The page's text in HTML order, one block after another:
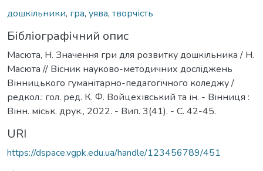
дошкільники, гра, уява, творчість
Бібліографічний опис
Масюта, Н. Значення гри для розвитку дошкільника / Н.
Масюта // Вісник науково-методичних досліджень
Вінницького гуманітарно-педагогічного коледжу /
редкол.: гол. ред. К. Ф. Войцехівський та ін. - Вінниця :
Вінн. міськ. друк., 2022. - Вип. 3(41). - С. 42-45.
URI
https://dspace.vgpk.edu.ua/handle/123456789/451